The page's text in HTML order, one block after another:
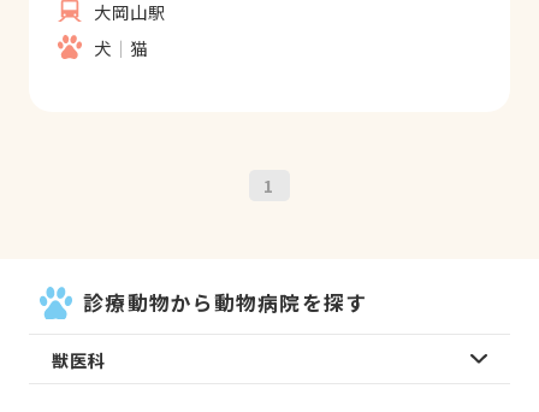
大岡山駅
犬
猫
1
診療動物から動物病院を探す
獣医科